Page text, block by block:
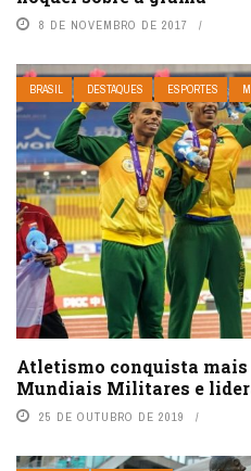
8 DE NOVEMBRO DE 2017
BRASIL DESTAQUES ESPORTES
Atletismo conquista
Mundiais Militares e
25 DE OUTUBRO DE 2019